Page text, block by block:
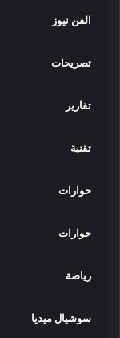
الفن نيوز
تصريحات
تقارير
تقنية
حوارات
حوارات
رياضة
سوشيال ميديا